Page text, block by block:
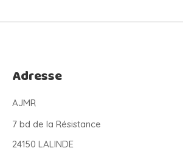
Adresse
AJMR
7 bd de la Résistance
24150 LALINDE